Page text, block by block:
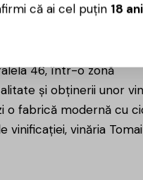
46, într-o zonă
și obținerii unor
o fabrică modernă cu
vinăria
că ai cel puțin 18 ani